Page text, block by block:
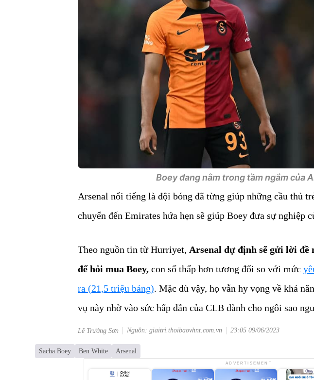
Boey đang nằm trong tầm ngắm của
Arsenal nổi tiếng là đội bóng đã từng giúp những cầu thủ
chuyển đến Emirates hứa hẹn sẽ giúp Boey đưa sự nghiệp
Theo nguồn tin từ Hurriyet, Arsenal dự định sẽ gửi lời
để hỏi mua Boey, con số thấp hơn tương đối so với mức
ra (21,5 triệu bảng). Mặc dù vậy, họ vẫn hy vọng về khả
vụ này nhờ vào sức hấp dẫn của CLB dành cho ngôi sao
Lê Trường Sơn Nguồn: giaitri.thoibaovhnt.com.vn 23:05 09/06/2023
Sacha Boey Ben White Arsenal
ADVERTISEMENT